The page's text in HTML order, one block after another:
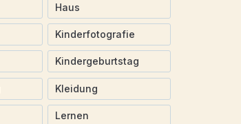
Haus
Kinderfotografie
Kindergeburtstag
Kleidung
Lernen